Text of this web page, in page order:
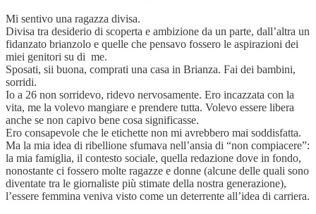
Mi sentivo una ragazza divisa.
Divisa tra desiderio di scoperta e ambizione da un parte, dall’altra un
fidanzato brianzolo e quelle che pensavo fossero le aspirazioni dei
miei genitori su di me.
Sposati, sii buona, comprati una casa in Brianza. Fai dei bambini,
sorridi.
Io a 26 non sorridevo, ridevo nervosamente. Ero incazzata con la
vita, me la volevo mangiare e prendere tutta. Volevo essere libera
anche se non capivo bene cosa significasse.
Ero consapevole che le etichette non mi avrebbero mai soddisfatta.
Ma la mia idea di ribellione sfumava nell’ansia di “non compiacere”:
la mia famiglia, il contesto sociale, quella redazione dove in fondo,
nonostante ci fossero molte ragazze e donne (alcune delle quali sono
diventate tra le giornaliste più stimate della nostra generazione),
l’essere femmina veniva visto come un deterrente all’idea di carriera.